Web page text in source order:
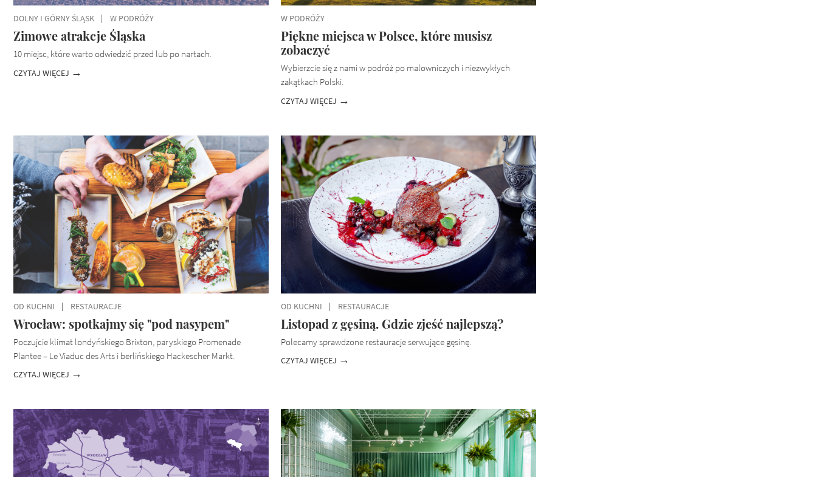
DOLNY I GÓRNY ŚLĄSK W PODRÓŻY
Zimowe atrakcje Śląska
10 miejsc, które warto odwiedzić przed lub po nartach.
CZYTAJ WIĘCEJ
W PODRÓŻY
Piękne miejsca w Polsce, które musisz
zobaczyć
Wybierzcie się z nami w podróż po malowniczych i niezwykłych
zakątkach Polski.
CZYTAJ WIĘCEJ
OD KUCHNI RESTAURACJE
Wrocław: spotkajmy się "pod nasypem"
Poczujcie klimat londyńskiego Brixton, paryskiego Promenade
Plantee – Le Viaduc des Arts i berlińskiego Hackescher Markt.
CZYTAJ WIĘCEJ
OD KUCHNI RESTAURACJE
Listopad z gęsiną. Gdzie zjeść najlepszą?
Polecamy sprawdzone restauracje serwujące gęsinę.
CZYTAJ WIĘCEJ